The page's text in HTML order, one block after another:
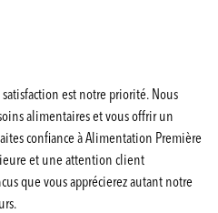
est notre priorité. Nous
alimentaires et vous offrir un
confiance à Alimentation Première
et une attention client
que vous apprécierez autant notre